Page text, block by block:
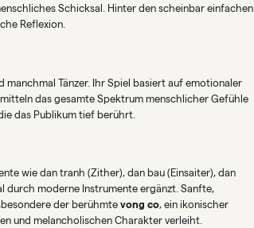
Schicksal. Hinter den scheinbar einfachen
Reflexion.
manchmal Tänzer. Ihr Spiel basiert auf emotionaler
das gesamte Spektrum menschlicher Gefühle
das Publikum tief berührt.
wie dan tranh (Zither), dan bau (Einsaiter), dan
durch moderne Instrumente ergänzt. Sanfte,
der berühmte vong co, ein ikonischer
und melancholischen Charakter verleiht.